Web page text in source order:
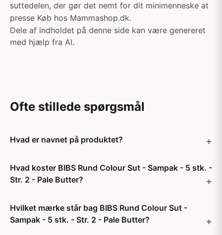
suttedelen, der gør det nemt for dit minimenneske at
presse Køb hos Mammashop.dk.
Dele af indholdet på denne side kan være genereret
med hjælp fra AI.
Ofte stillede spørgsmål
Hvad er navnet på produktet?
Hvad koster BIBS Rund Colour Sut - Sampak - 5 stk. -
Str. 2 - Pale Butter?
Hvilket mærke står bag BIBS Rund Colour Sut -
Sampak - 5 stk. - Str. 2 - Pale Butter?